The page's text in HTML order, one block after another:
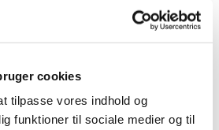
cookies
tilpasse vores indhold og
funktioner til sociale medier og til
passende antal suppleanter.
blev afholdt den 17.
og ni blev valgt til det nye
fra det gamle råd, der fortsatte.
tre stedfortrædere.